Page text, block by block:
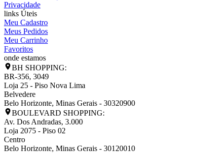
Privacidade
links Úteis
Meu Cadastro
Meus Pedidos
Meu Carrinho
Favoritos
onde estamos
BH SHOPPING:
BR-356, 3049
Loja 25 - Piso Nova Lima
Belvedere
Belo Horizonte, Minas Gerais - 30320900
BOULEVARD SHOPPING:
Av. Dos Andradas, 3.000
Loja 2075 - Piso 02
Centro
Belo Horizonte, Minas Gerais - 30120010